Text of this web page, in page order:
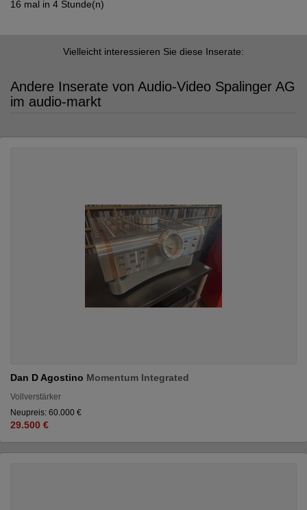
16 mal in 4 Stunde(n)
Vielleicht interessieren Sie diese Inserate:
Andere Inserate von Audio-Video Spalinger AG
im audio-markt
Dan D Agostino Momentum Integrated
Vollverstärker
Neupreis: 60.000 €
29.500 €